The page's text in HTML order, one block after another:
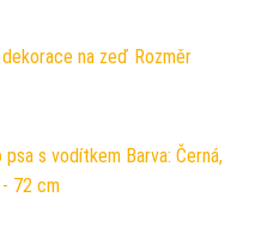
na zeď Rozměr
s vodítkem Barva: Černá,
- 72 cm